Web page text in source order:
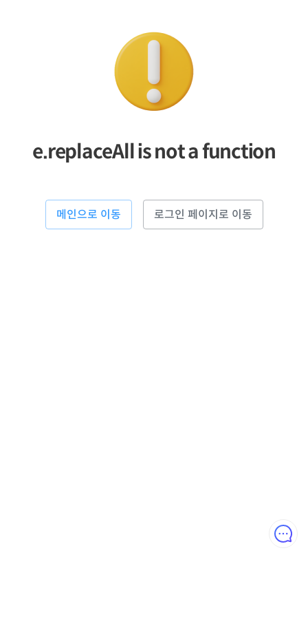
e.replaceAll is not a function
메인으로 이동 로그인 페이지로 이동